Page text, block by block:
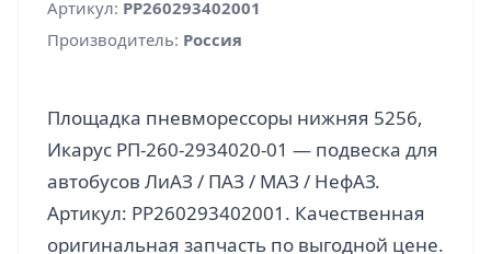
Артикул: PP260293402001
Производитель: Россия
Площадка пневморессоры нижняя 5256,
Икарус РП-260-2934020-01 — подвеска для
автобусов ЛиАЗ / ПАЗ / МАЗ / НефАЗ.
Артикул: PP260293402001. Качественная
оригинальная запчасть по выгодной цене.